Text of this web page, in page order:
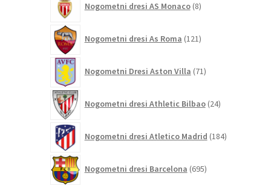
Nogometni dresi AS Monaco 8izdelkov
Nogometni dresi As Roma 121izdelkov
Nogometni Dresi Aston Villa 71izdelkov
Nogometni dresi Athletic Bilbao 24izdelkov
Nogometni dresi Atletico Madrid 184izdelkov
Nogometni dresi Barcelona 695izdelkov